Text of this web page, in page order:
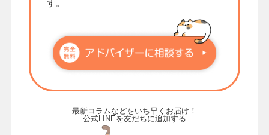
す。
最新コラムなどをいち早くお届け！
公式LINEを友だちに追加する